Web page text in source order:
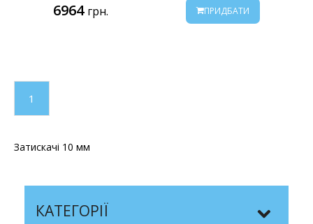
6964 грн. ПРИДБАТИ
1
Затискачі 10 мм
КАТЕГОРІЇ